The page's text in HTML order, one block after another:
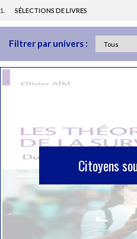
SÉLECTIONS DE LIVRES
Filtrer par univers :
Citoyens